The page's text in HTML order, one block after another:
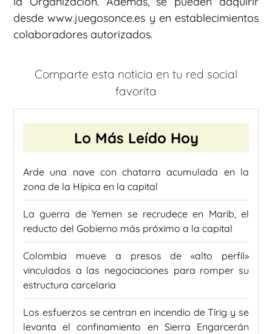
desde www.juegosonce.es y en establecimientos
colaboradores autorizados.
Comparte esta noticia en tu red social
favorita
Lo Más Leído Hoy
Arde una nave con chatarra acumulada en la
zona de la Hípica en la capital
La guerra de Yemen se recrudece en Marib, el
reducto del Gobierno más próximo a la capital
Colombia mueve a presos de «alto perfil»
vinculados a las negociaciones para romper su
estructura carcelaria
Los esfuerzos se centran en incendio de Tírig y se
levanta el confinamiento en Sierra Engarcerán